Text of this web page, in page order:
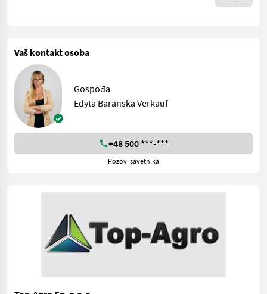
Vaš kontakt osoba
Gospođa
Edyta Baranska Verkauf
+48 500 ***-***
Pozovi savetnika